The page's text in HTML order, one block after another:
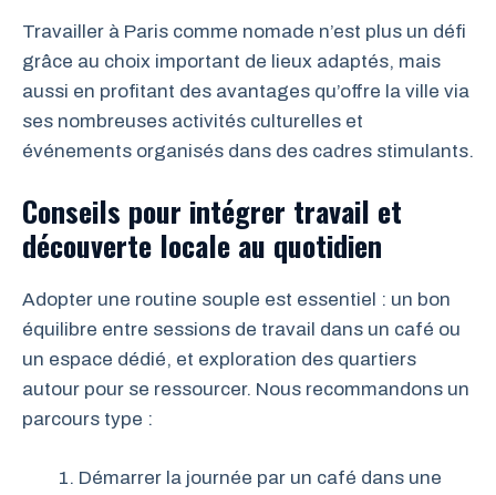
Travailler à Paris comme nomade n’est plus un défi
grâce au choix important de lieux adaptés, mais
aussi en profitant des avantages qu’offre la ville via
ses nombreuses activités culturelles et
événements organisés dans des cadres stimulants.
Conseils pour intégrer travail et
découverte locale au quotidien
Adopter une routine souple est essentiel : un bon
équilibre entre sessions de travail dans un café ou
un espace dédié, et exploration des quartiers
autour pour se ressourcer. Nous recommandons un
parcours type :
Démarrer la journée par un café dans une